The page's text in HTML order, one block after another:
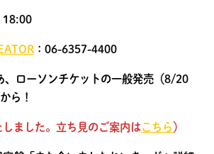
18:00
：06-6357-4400
ローソンチケットの一般発売（8/20
から！
しました。立ち見のご案内はこちら）